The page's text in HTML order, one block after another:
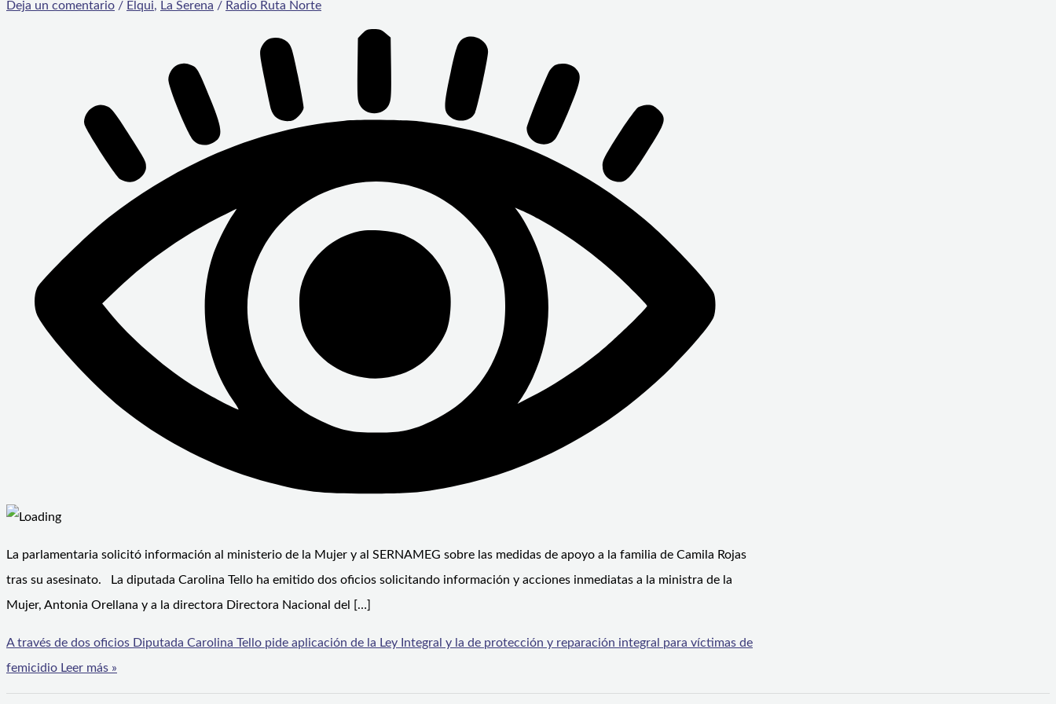
Deja un comentario / Elqui, La Serena / Radio Ruta Norte
La parlamentaria solicitó información al ministerio de la Mujer y al SERNAMEG sobre las medidas de apoyo a la familia de Camila Rojas
tras su asesinato. La diputada Carolina Tello ha emitido dos oficios solicitando información y acciones inmediatas a la ministra de la
Mujer, Antonia Orellana y a la directora Directora Nacional del […]
A través de dos oficios Diputada Carolina Tello pide aplicación de la Ley Integral y la de protección y reparación integral para víctimas de
femicidio Leer más »